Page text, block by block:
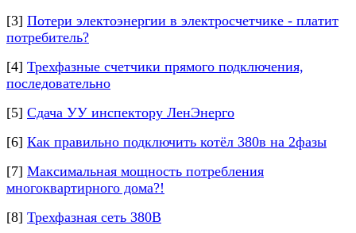
[3] Потери электоэнергии в электросчетчике - платит
потребитель?
[4] Трехфазные счетчики прямого подключения,
последовательно
[5] Сдача УУ инспектору ЛенЭнерго
[6] Как правильно подключить котёл 380в на 2фазы
[7] Максимальная мощность потребления
многоквартирного дома?!
[8] Трехфазная сеть 380В